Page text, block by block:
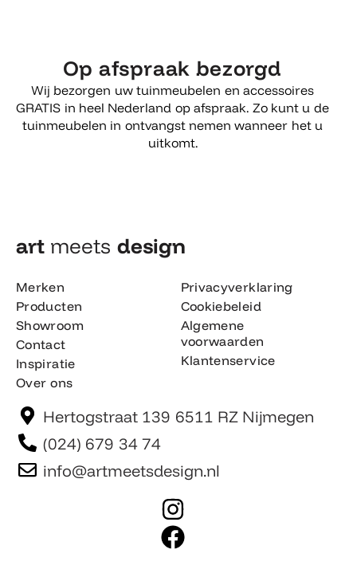
Op afspraak bezorgd
Wij bezorgen uw tuinmeubelen en accessoires
GRATIS in heel Nederland op afspraak. Zo kunt u de
tuinmeubelen in ontvangst nemen wanneer het u
uitkomt.
art meets design​
Merken
Producten
Showroom
Contact
Inspiratie
Over ons
Privacyverklaring
Cookiebeleid
Algemene
voorwaarden
Klantenservice
Hertogstraat 139 6511 RZ Nijmegen
(024) 679 34 74
info@artmeetsdesign.nl
I
n
s
F